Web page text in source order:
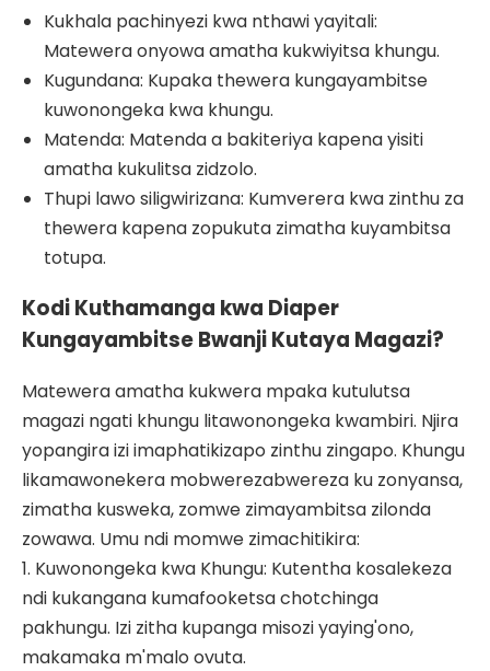
Kukhala pachinyezi kwa nthawi yayitali:
Matewera onyowa amatha kukwiyitsa khungu.
Kugundana: Kupaka thewera kungayambitse
kuwonongeka kwa khungu.
Matenda: Matenda a bakiteriya kapena yisiti
amatha kukulitsa zidzolo.
Thupi lawo siligwirizana: Kumverera kwa zinthu za
thewera kapena zopukuta zimatha kuyambitsa
totupa.
Kodi Kuthamanga kwa Diaper
Kungayambitse Bwanji Kutaya Magazi?
Matewera amatha kukwera mpaka kutulutsa
magazi ngati khungu litawonongeka kwambiri. Njira
yopangira izi imaphatikizapo zinthu zingapo. Khungu
likamawonekera mobwerezabwereza ku zonyansa,
zimatha kusweka, zomwe zimayambitsa zilonda
zowawa. Umu ndi momwe zimachitikira:
1. Kuwonongeka kwa Khungu: Kutentha kosalekeza
ndi kukangana kumafooketsa chotchinga
pakhungu. Izi zitha kupanga misozi yaying'ono,
makamaka m'malo ovuta.